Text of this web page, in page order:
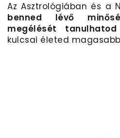
AzAsztrológiában és a
benned lévő
megélését
kulcsai életed